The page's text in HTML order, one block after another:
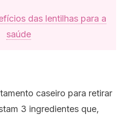
das lentilhas para a
saúde
caseiro para retirar
3 ingredientes que,